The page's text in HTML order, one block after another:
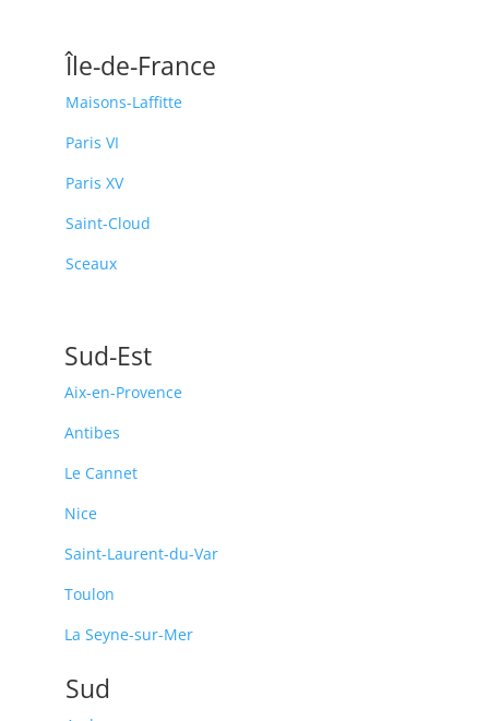
Île-de-France
Maisons-Laffitte
Paris VI
Paris XV
Saint-Cloud
Sceaux
Sud-Est
Aix-en-Provence
Antibes
Le Cannet
Nice
Saint-Laurent-du-Var
Toulon
La Seyne-sur-Mer
Sud